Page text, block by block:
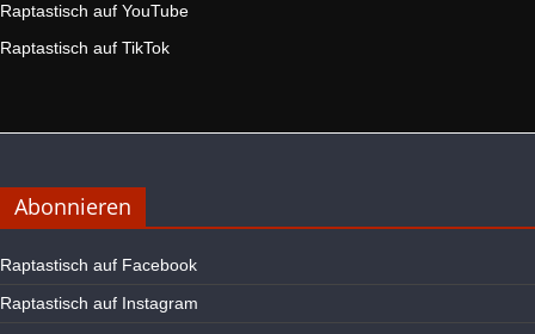
Raptastisch auf YouTube
Raptastisch auf TikTok
Abonnieren
Raptastisch auf Facebook
Raptastisch auf Instagram